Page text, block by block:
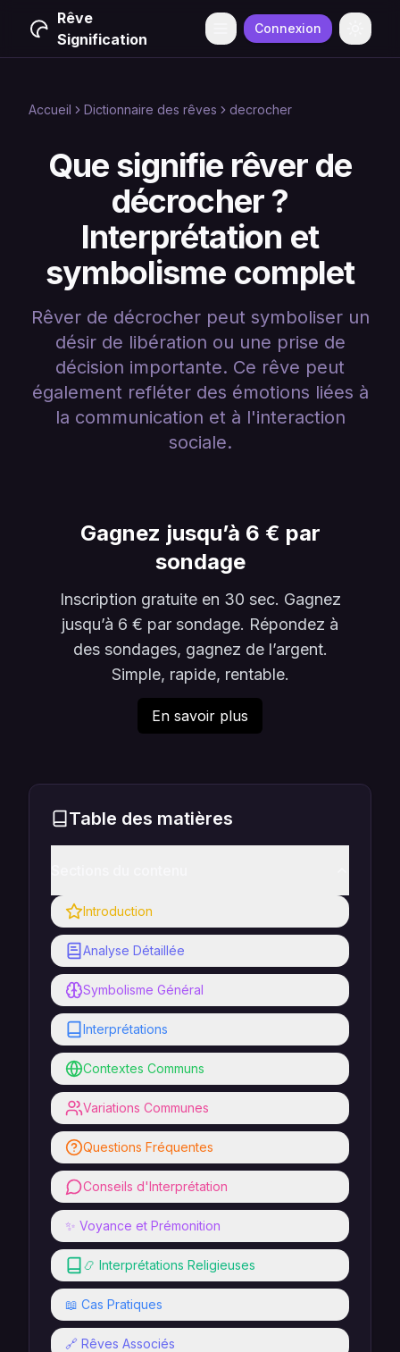
Rêve
Signification
Menu Connexion
Accueil Dictionnaire des rêves decrocher
Que signifie rêver de
décrocher ?
Interprétation et
symbolisme complet
Rêver de décrocher peut symboliser un
désir de libération ou une prise de
décision importante. Ce rêve peut
également refléter des émotions liées à
la communication et à l'interaction
sociale.
Gagnez jusqu’à 6 € par
sondage
Inscription gratuite en 30 sec. Gagnez
jusqu’à 6 € par sondage. Répondez à
des sondages, gagnez de l’argent.
Simple, rapide, rentable.
En savoir plus
Table des matières
Introduction
Analyse Détaillée
Symbolisme Général
Interprétations
Contextes Communs
Variations Communes
Questions Fréquentes
Conseils d'Interprétation
✨ Voyance et Prémonition
📿 Interprétations Religieuses
📖 Cas Pratiques
🔗 Rêves Associés